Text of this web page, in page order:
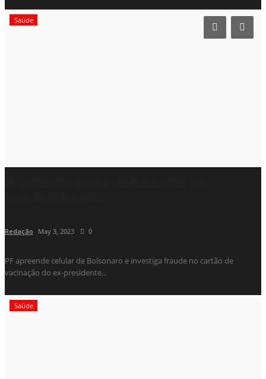
Saúde
Redação May 3, 2023 0
PF apreende celular de Bolsonaro e investiga fraude no cartão de
vacinação do ex-presidente...
Saúde